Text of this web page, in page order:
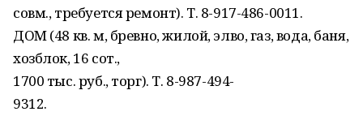
совм., требуется ремонт). Т. 8-917-486-0011.
ДОМ (48 кв. м, бревно, жилой, элво, газ, вода, баня,
хозблок, 16 сот.,
1700 тыс. руб., торг). Т. 8-987-494-
9312.